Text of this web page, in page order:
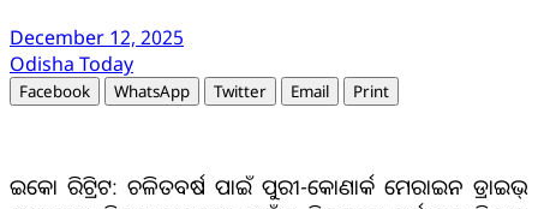
December 12, 2025
Odisha Today
Facebook WhatsApp Twitter Email Print
ଇକୋ ରିଟ୍ରିଟ: ଚଳିତବର୍ଷ ପାଇଁ ପୁରୀ-କୋଣାର୍କ ମେରାଇନ ଡ୍ରାଇଭ୍‌